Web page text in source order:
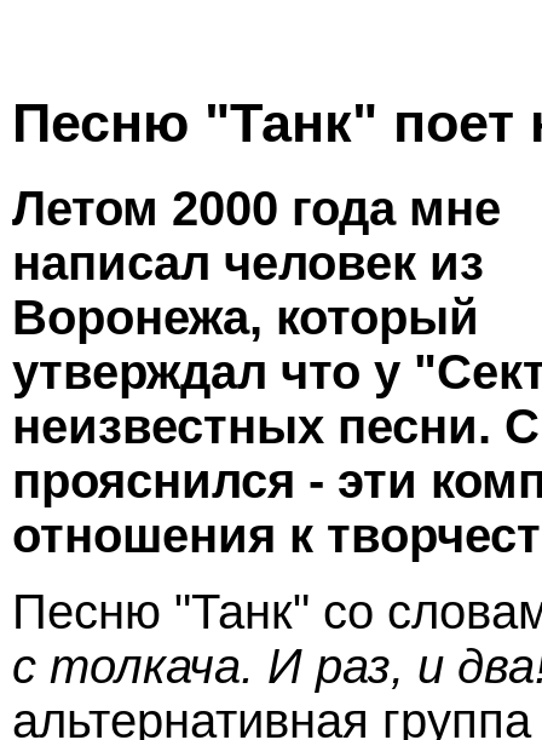
Песню "Танк"
Летом 2000 года мне
написал человек из
Воронежа, который
утверждал что у
неизвестных песни.
прояснился - эти
отношения к
Песню "Танк" со
с толкача. И раз, и
альтернативная